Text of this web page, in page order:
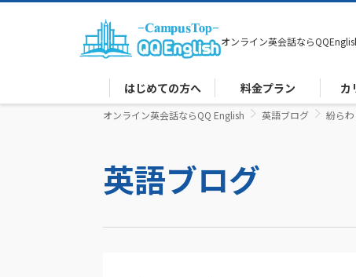
オンライン英会話なら
はじめての方へ 料金プラン カ
オンライン英会話ならQQ English 英語ブログ 紛ら
英語ブログ